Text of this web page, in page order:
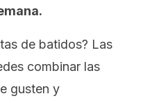
de batidos? Las
combinar las
gusten y